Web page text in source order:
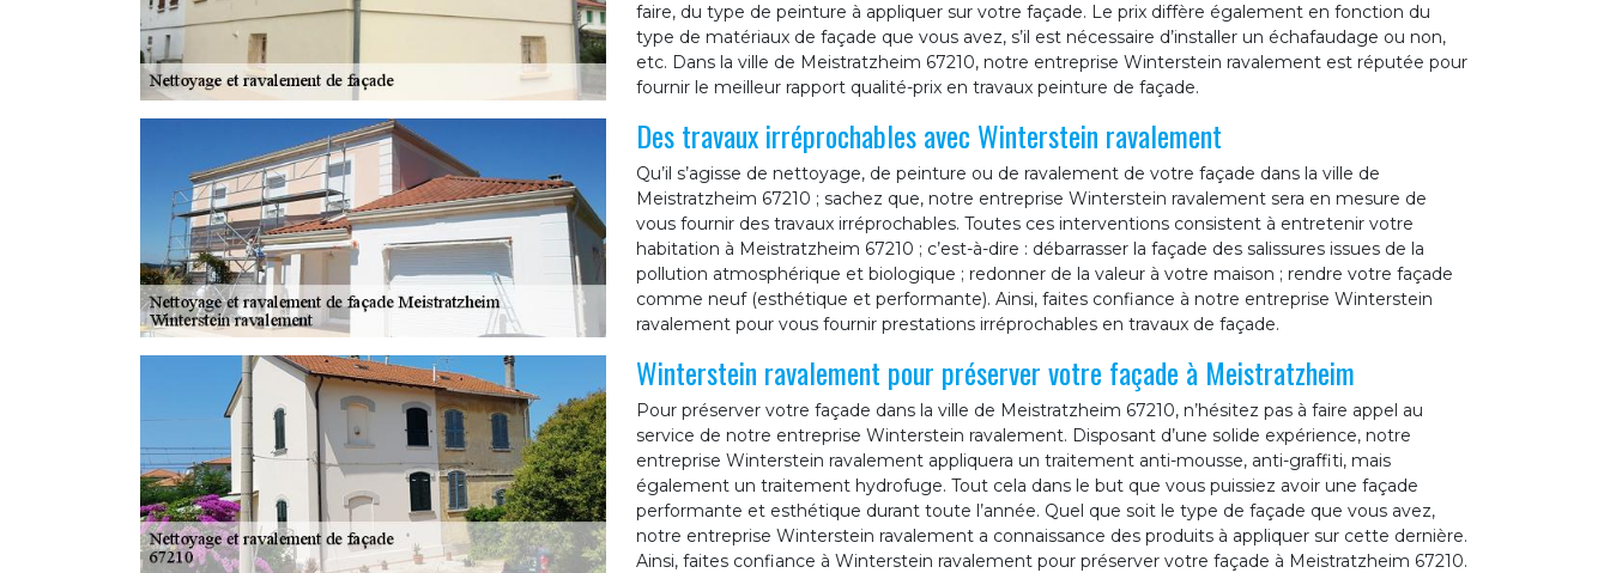
faire, du type de peinture à appliquer sur votre façade. Le prix diffère également en fonction du
type de matériaux de façade que vous avez, s’il est nécessaire d’installer un échafaudage ou non,
etc. Dans la ville de Meistratzheim 67210, notre entreprise Winterstein ravalement est réputée pour
fournir le meilleur rapport qualité-prix en travaux peinture de façade.
Des travaux irréprochables avec Winterstein ravalement
Qu’il s’agisse de nettoyage, de peinture ou de ravalement de votre façade dans la ville de
Meistratzheim 67210 ; sachez que, notre entreprise Winterstein ravalement sera en mesure de
vous fournir des travaux irréprochables. Toutes ces interventions consistent à entretenir votre
habitation à Meistratzheim 67210 ; c’est-à-dire : débarrasser la façade des salissures issues de la
pollution atmosphérique et biologique ; redonner de la valeur à votre maison ; rendre votre façade
comme neuf (esthétique et performante). Ainsi, faites confiance à notre entreprise Winterstein
ravalement pour vous fournir prestations irréprochables en travaux de façade.
Winterstein ravalement pour préserver votre façade à Meistratzheim
Pour préserver votre façade dans la ville de Meistratzheim 67210, n’hésitez pas à faire appel au
service de notre entreprise Winterstein ravalement. Disposant d’une solide expérience, notre
entreprise Winterstein ravalement appliquera un traitement anti-mousse, anti-graffiti, mais
également un traitement hydrofuge. Tout cela dans le but que vous puissiez avoir une façade
performante et esthétique durant toute l’année. Quel que soit le type de façade que vous avez,
notre entreprise Winterstein ravalement a connaissance des produits à appliquer sur cette dernière.
Ainsi, faites confiance à Winterstein ravalement pour préserver votre façade à Meistratzheim 67210.